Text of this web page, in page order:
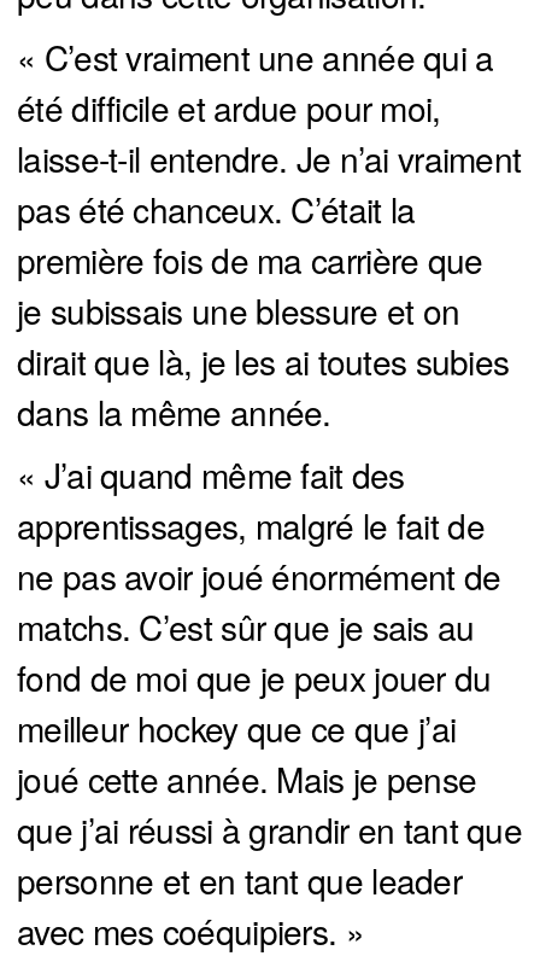
« C’est vraiment une année qui a
été difficile et ardue pour moi,
laisse-t-il entendre. Je n’ai vraiment
pas été chanceux. C’était la
première fois de ma carrière que
je subissais une blessure et on
dirait que là, je les ai toutes subies
dans la même année.
« J’ai quand même fait des
apprentissages, malgré le fait de
ne pas avoir joué énormément de
matchs. C’est sûr que je sais au
fond de moi que je peux jouer du
meilleur hockey que ce que j’ai
joué cette année. Mais je pense
que j’ai réussi à grandir en tant que
personne et en tant que leader
avec mes coéquipiers. »